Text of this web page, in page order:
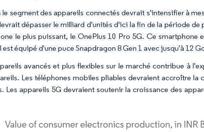
le segment des appareils connectés devrait s'intensifier à
dépasser le milliard d'unités d'ici la fin de la période de
le plus puissant, le OnePlus 10 Pro 5G. Ce smartphone
équipé d'une puce Snapdragon 8 Gen 1 avec jusqu'à 12
avancés et plus flexibles sur le marché contribue à
Les téléphones mobiles pliables devraient accroître la
Les appareils 5G devraient soutenir la croissance des